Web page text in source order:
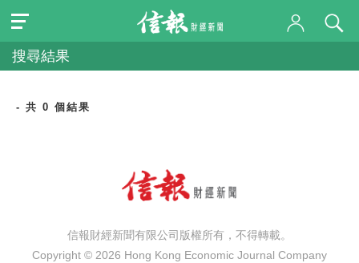
搜尋結果
- 共 0 個結果
信報財經新聞有限公司版權所有，不得轉載。
Copyright © 2026 Hong Kong Economic Journal Company